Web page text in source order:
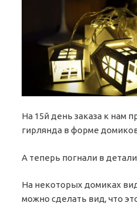
На 15й день заказа к нам
гирлянда в форме
А теперь погнали в
На некоторых домиках
можно сделать вид, что